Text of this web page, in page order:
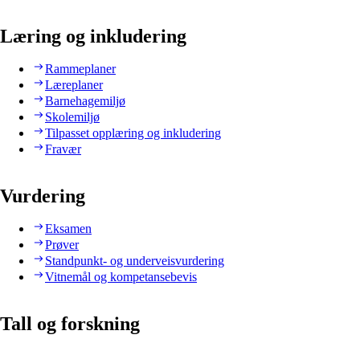
Læring og inkludering
Rammeplaner
Læreplaner
Barnehagemiljø
Skolemiljø
Tilpasset opplæring og inkludering
Fravær
Vurdering
Eksamen
Prøver
Standpunkt- og underveisvurdering
Vitnemål og kompetansebevis
Tall og forskning